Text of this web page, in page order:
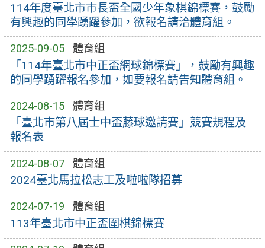
114年度臺北市市長盃全國少年象棋錦標賽，鼓勵
有興趣的同學踴躍參加，欲報名請洽體育組。
2025-09-05 體育組
「114年臺北市中正盃網球錦標賽」，鼓勵有興趣
的同學踴躍報名參加，如要報名請告知體育組。
2024-08-15 體育組
「臺北市第八屆士中盃藤球邀請賽」競賽規程及
報名表
2024-08-07 體育組
2024臺北馬拉松志工及啦啦隊招募
2024-07-19 體育組
113年臺北市中正盃圍棋錦標賽